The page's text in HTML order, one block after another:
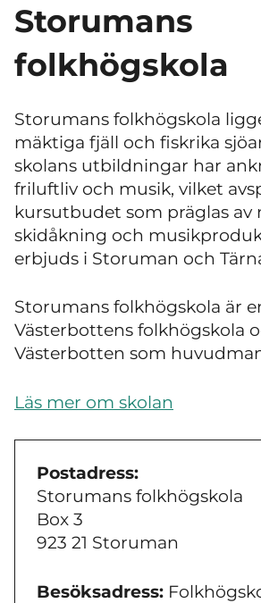
Storumans
folkhögskola
Storumans folkhögskola
mäktiga fjäll och fiskrika
skolans utbildningar har
friluftliv och musik, vilket
kursutbudet som präglas av
skidåkning och
erbjuds i Storuman och
Storumans folkhögskola är
Västerbottens folkhögskola
Västerbotten som
Läs mer om skolan
Postadress:
Storumans folkhögskola
Box 3
923 21 Storuman
Besöksadress: